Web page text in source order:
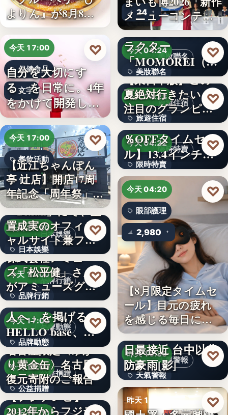
よりん』が8月8日
「ブル…
今天 17:00
保健食品
文字
自分を大切にす
る、を日常に。4年
をかけて開発した
女性のた…
♡
今天 17:00
餐飲活動
17
【近江ちゃんぽん
亭 辻店】開店17周
年記念「周年祭」開
催…
♡
日本娛樂
今天 17:00
日本娛樂
730円
「Bitfan」にて、玉
置成実のオフィシ
ャルサイト兼フ
ァ…
♡
品牌行銷
今天 17:00
品牌行銷
1,200億円
株式会社アミュー
ズ「松平健」さん
がアミューズグル
ープ ス…
♡
品牌動態
今天 17:00
品牌動態
文字
「社長に買われる
人へ」を掲げる
HELLO base、創
業…
♡
公益捐贈
今天 17:00
公益捐贈
4,550,085
名古屋限定〈ゆか
り黄金缶〉名古屋城
復元寄附のご報告
♡
【フジテレビ】
2012年からフジテ
24
メニューコンテス
ト…
美妝聯名
今天 04:24
美妝聯名
文字
韓国発の人気キャ
ラクター
「MOMOREI（モ
モレイ）」が…
♡
旅遊住宿
今天 04:23
旅遊住宿
10
【東日本版】この
夏絶対行きたい！
注目のグランピン
グ施設…
♡
限時特賣
今天 04:22
限時特賣
文字
【アマゾン30
％OFFタイムセー
ル】13.4インチ大
画面…
♡
今天 04:20
眼部護理
2,980
【8月限定タイムセ
ール】目元の疲れ
を感じる毎日に。3
段階…
♡
天氣警報
昨天 19:36
天氣警報
文字
颱風白海豚8日及9
日最接近 台中以北
防豪雨[影]
♡
昨天 19:26 ♡